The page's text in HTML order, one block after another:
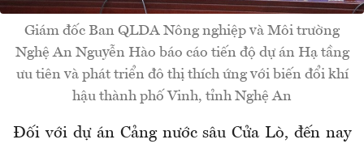
Giám đốc Ban QLDA Nông nghiệp và Môi trường
Nghệ An Nguyễn Hào báo cáo tiến độ dự án Hạ tầng
ưu tiên và phát triển đô thị thích ứng với biến đổi khí
hậu thành phố Vinh, tỉnh Nghệ An
Đối với dự án Cảng nước sâu Cửa Lò, đến nay